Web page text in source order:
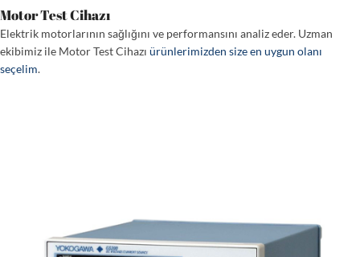
Motor Test Cihazı
Elektrik motorlarının sağlığını ve performansını analiz eder. Uzman
ekibimiz ile Motor Test Cihazı ürünlerimizden size en uygun olanı
seçelim.